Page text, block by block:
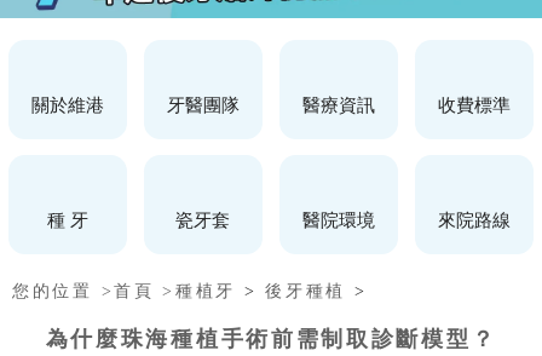
關於維港 牙醫團隊 醫療資訊 收費標準
種 牙 瓷牙套 醫院環境 來院路線
您的位置 >首頁 >種植牙 >後牙種植 >
為什麼珠海種植手術前需制取診斷模型？